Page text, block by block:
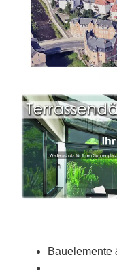
Bauelemente